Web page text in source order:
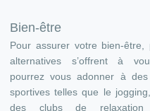
Bien-être
Pour assurer votre bien-être,
alternatives s’offrent à
pourrez vous adonner à des
sportives telles que le
des clubs de